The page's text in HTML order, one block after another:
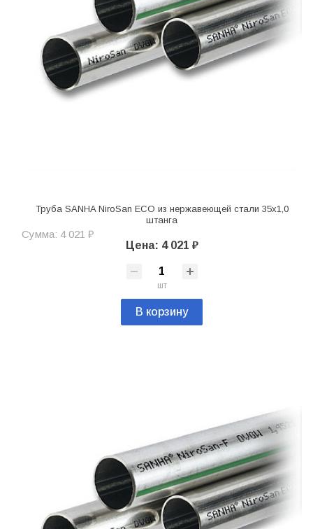
Труба SANHA NiroSan ECO из нержавеющей стали 35х1,0
штанга
Сумма: 4 021 ₽
Цена: 4 021 ₽
шт
В корзину